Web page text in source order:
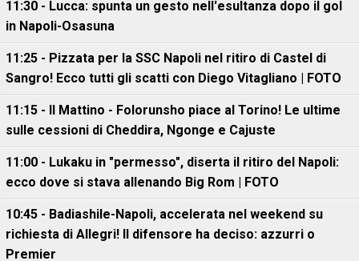
11:30 - Lucca: spunta un gesto nell'esultanza dopo il gol
in Napoli-Osasuna
11:25 - Pizzata per la SSC Napoli nel ritiro di Castel di
Sangro! Ecco tutti gli scatti con Diego Vitagliano | FOTO
11:15 - Il Mattino - Folorunsho piace al Torino! Le ultime
sulle cessioni di Cheddira, Ngonge e Cajuste
11:00 - Lukaku in "permesso", diserta il ritiro del Napoli:
ecco dove si stava allenando Big Rom | FOTO
10:45 - Badiashile-Napoli, accelerata nel weekend su
richiesta di Allegri! Il difensore ha deciso: azzurri o
Premier